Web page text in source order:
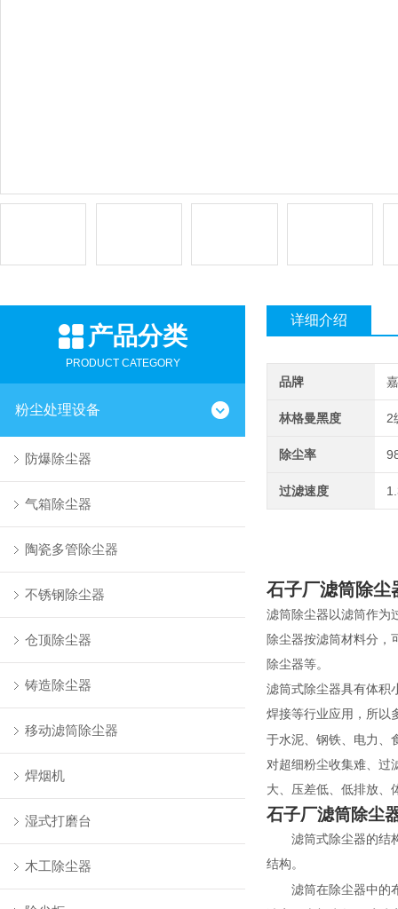
产品分类
PRODUCT CATEGORY
粉尘处理设备
防爆除尘器
气箱除尘器
陶瓷多管除尘器
不锈钢除尘器
仓顶除尘器
铸造除尘器
移动滤筒除尘器
焊烟机
湿式打磨台
木工除尘器
详细介绍
品牌
林格曼黑度 2
除尘率
过滤速度
石子厂滤筒除尘
滤筒除尘器以滤筒作为
除尘器按滤筒材料分，
除尘器等。
滤筒式除尘器具有体积
焊接等行业应用，所以
于水泥、钢铁、电力、
对超细粉尘收集难、过
大、压差低、低排放、
石子厂滤筒除尘
滤筒式除尘器的结
结构。
滤筒在除尘器中的